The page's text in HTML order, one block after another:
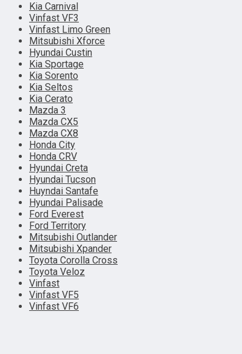
Kia Carnival
Vinfast VF3
Vinfast Limo Green
Mitsubishi Xforce
Hyundai Custin
Kia Sportage
Kia Sorento
Kia Seltos
Kia Cerato
Mazda 3
Mazda CX5
Mazda CX8
Honda City
Honda CRV
Hyundai Creta
Hyundai Tucson
Huyndai Santafe
Hyundai Palisade
Ford Everest
Ford Territory
Mitsubishi Outlander
Mitsubishi Xpander
Toyota Corolla Cross
Toyota Veloz
Vinfast
Vinfast VF5
Vinfast VF6